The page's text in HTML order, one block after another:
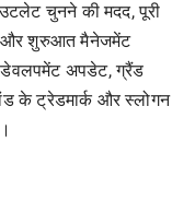
चुनने की मदद, पूरी
और शुरुआत मैनेजमेंट
डेवलपमेंट अपडेट, ग्रैंड
के ट्रेडमार्क और स्लोगन